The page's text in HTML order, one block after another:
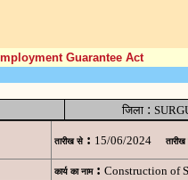
Guarantee Act
जिला:
तारीख से : 15/06/2024 तारीख
कार्य का नाम : Construction of